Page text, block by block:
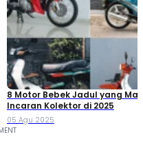
8 Motor Bebek Jadul yang
Incaran Kolektor di 2025
05 Agu 2025